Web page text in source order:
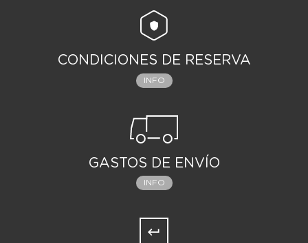
CONDICIONES DE RESERVA
INFO
GASTOS DE ENVÍO
INFO